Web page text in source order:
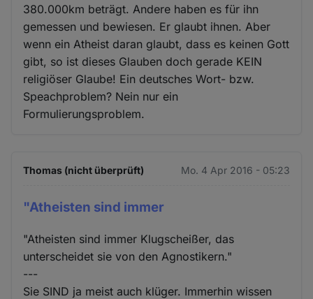
380.000km beträgt. Andere haben es für ihn
gemessen und bewiesen. Er glaubt ihnen. Aber
wenn ein Atheist daran glaubt, dass es keinen Gott
gibt, so ist dieses Glauben doch gerade KEIN
religiöser Glaube! Ein deutsches Wort- bzw.
Speachproblem? Nein nur ein
Formulierungsproblem.
Thomas (nicht überprüft) Mo. 4 Apr 2016 - 05:23
"Atheisten sind immer
"Atheisten sind immer Klugscheißer, das
unterscheidet sie von den Agnostikern."
---
Sie SIND ja meist auch klüger. Immerhin wissen